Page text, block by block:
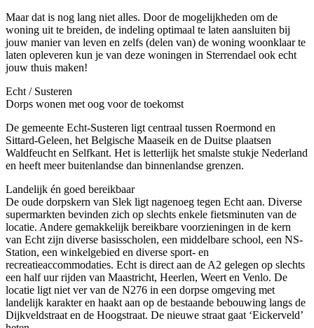
Maar dat is nog lang niet alles. Door de mogelijkheden om de
woning uit te breiden, de indeling optimaal te laten aansluiten bij
jouw manier van leven en zelfs (delen van) de woning woonklaar te
laten opleveren kun je van deze woningen in Sterrendael ook echt
jouw thuis maken!
Echt / Susteren
Dorps wonen met oog voor de toekomst
De gemeente Echt-Susteren ligt centraal tussen Roermond en
Sittard-Geleen, het Belgische Maaseik en de Duitse plaatsen
Waldfeucht en Selfkant. Het is letterlijk het smalste stukje Nederland
en heeft meer buitenlandse dan binnenlandse grenzen.
Landelijk én goed bereikbaar
De oude dorpskern van Slek ligt nagenoeg tegen Echt aan. Diverse
supermarkten bevinden zich op slechts enkele fietsminuten van de
locatie. Andere gemakkelijk bereikbare voorzieningen in de kern
van Echt zijn diverse basisscholen, een middelbare school, een NS-
Station, een winkelgebied en diverse sport- en
recreatieaccommodaties. Echt is direct aan de A2 gelegen op slechts
een half uur rijden van Maastricht, Heerlen, Weert en Venlo. De
locatie ligt niet ver van de N276 in een dorpse omgeving met
landelijk karakter en haakt aan op de bestaande bebouwing langs de
Dijkveldstraat en de Hoogstraat. De nieuwe straat gaat ‘Eickerveld’